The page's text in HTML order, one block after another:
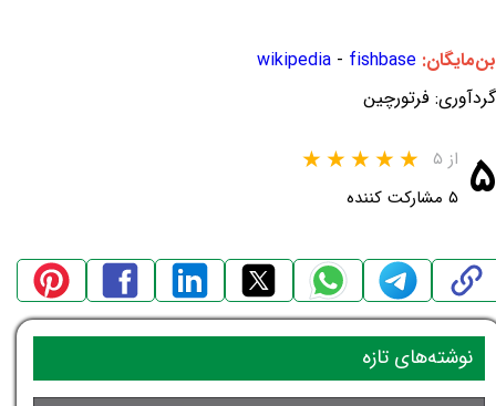
بن‌مایگان: wikipedia - fishbase
گردآوری: فرتورچین
۵ از ۵
۵ مشارکت کننده
نوشته‌های تازه